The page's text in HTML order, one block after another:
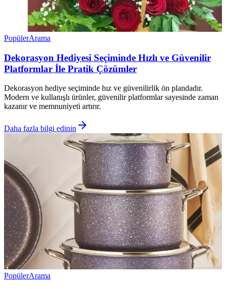
PopülerArama
Dekorasyon Hediyesi Seçiminde Hızlı ve Güvenilir
Platformlar İle Pratik Çözümler
Dekorasyon hediye seçiminde hız ve güvenilirlik ön plandadır.
Modern ve kullanışlı ürünler, güvenilir platformlar sayesinde zaman
kazanır ve memnuniyeti artırır.
Daha fazla bilgi edinin
PopülerArama